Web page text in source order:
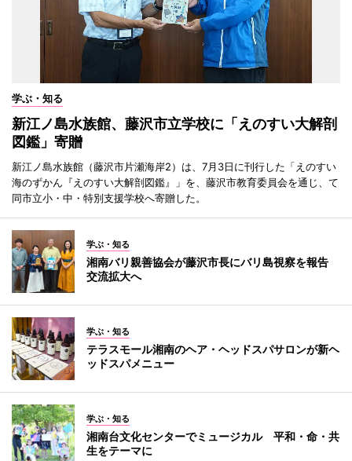
学ぶ・知る
新江ノ島水族館、藤沢市立学校に「えのすい大解剖
図鑑」寄贈
新江ノ島水族館（藤沢市片瀬海岸2）は、7月3日に刊行した「えのすい
海のずかん『えのすい大解剖図鑑』」を、藤沢市教育委員会を通じ、て
同市立小・中・特別支援学校へ寄贈した。
学ぶ・知る
湘南バリ親善協会が藤沢市長にバリ島視察を報告
交流拡大へ
学ぶ・知る
テラスモール湘南のヘア・ヘッドスパサロンが新ヘ
ッドスパメニュー
学ぶ・知る
湘南台文化センターでミュージカル 平和・命・共
生をテーマに